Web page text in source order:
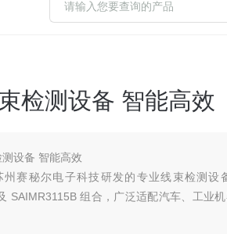
检测设备 智能高效
设备 智能高效
赛秘尔电子科技研发的专业线束检测设
SAIMR3115B 组合，广泛适配汽车、工业